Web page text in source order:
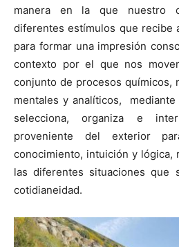
manera en la que nuestro
diferentes estímulos que recibe
para formar una impresión
contexto por el que nos
conjunto de procesos químicos,
mentales y analíticos,
selecciona, organiza e
proveniente del exterior
conocimiento, intuición y lógica,
las diferentes situaciones que
cotidianeidad.